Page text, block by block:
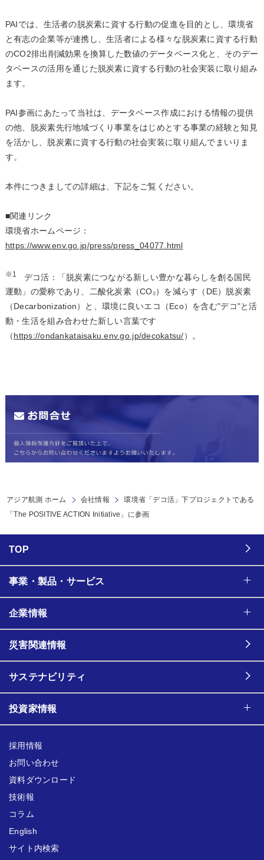
PAIでは、生活者の脱炭素に資する行動の促進を目的とし、環境省
と有志の企業等が連携し、生活者による様々な脱炭素に資する行動
のCO2排出削減効果を換算した数値のデータベース化と、そのデー
タベースの活用を通じた脱炭素に資する行動の社会実装に取り組み
ます。
PAI参画にあたって当社は、データベース作成における情報の提供
の他、脱炭素先行地域づくり事業をはじめとする事業の経験と知見
を活かし、脱炭素に資する行動の社会実装に取り組んでまいりま
す。
本件につきましての詳細は、下記をご覧ください。
■関連リンク
環境省ホームページ：
https://www.env.go.jp/press/press_04077.html
※1 デコ活：「脱炭素につながる新しい豊かな暮らしを創る国民
運動」の愛称であり、二酸化炭素（CO₂）を減らす（DE）脱炭素
（Decarbonization）と、環境に良いエコ（Eco）を含む"デコ"と活
動・生活を組み合わせた新しい言葉です
（https://ondankataisaku.env.go.jp/decokatsu/）。
アジア航測 ホーム 会社情報
環境省「デコ活」下プロジェクトである
「The POSITIVE ACTION Initiative」に参画
TOP
事業・製品・サービス
企業情報
災害関連情報
サステナビリティ
投資家情報
採用情報
お問い合わせ
資料ダウンロード
技術報
コラム
English
サイト内検索